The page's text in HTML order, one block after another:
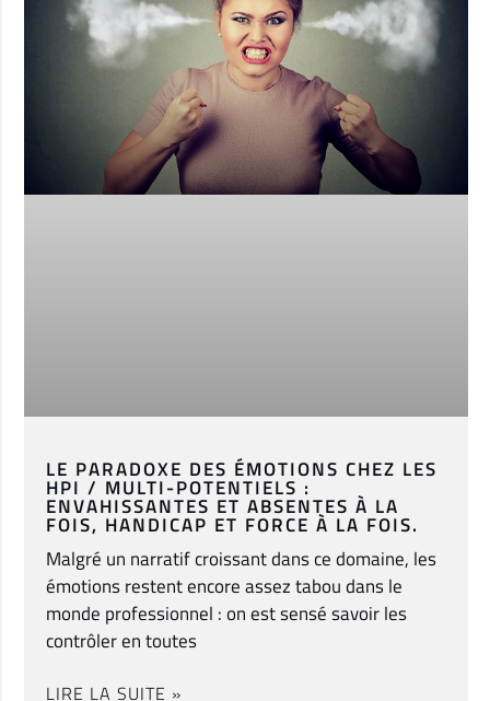
LE PARADOXE DES ÉMOTIONS CHEZ LES
HPI / MULTI-POTENTIELS :
ENVAHISSANTES ET ABSENTES À LA
FOIS, HANDICAP ET FORCE À LA FOIS.
Malgré un narratif croissant dans ce domaine, les
émotions restent encore assez tabou dans le
monde professionnel : on est sensé savoir les
contrôler en toutes
LIRE LA SUITE »